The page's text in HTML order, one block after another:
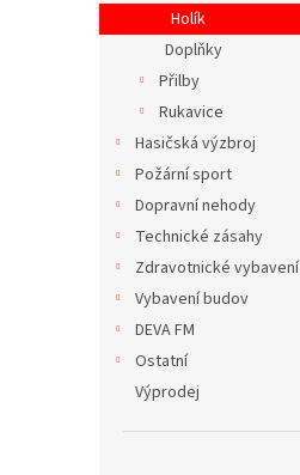
n
e
Holík
Doplňky
Přilby
Rukavice
Hasičská výzbroj
Požární sport
Dopravní nehody
Technické zásahy
Zdravotnické vybavení
Vybavení budov
DEVA FM
Ostatní
Výprodej